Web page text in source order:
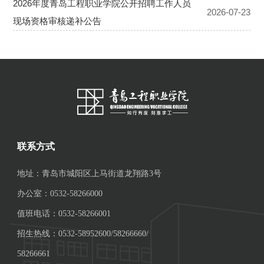
联系方式
地址：青岛市城阳区上马街道龙翔路3号
办公室：0532-58266000
值班电话：0532-58266001
招生热线：0532-58952600/58266660/
58266661